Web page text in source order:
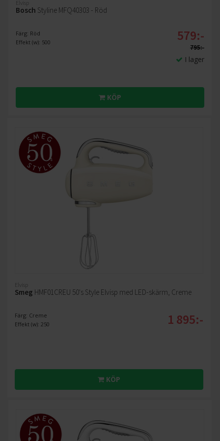
Elvisp
Bosch Styline MFQ40303 - Röd
Färg: Röd
Effekt (w): 500
579:-
795:-
I lager
KÖP
Elvisp
Smeg HMF01CREU 50's Style Elvisp med LED-skärm, Creme
Färg: Creme
Effekt (w): 250
1 895:-
KÖP